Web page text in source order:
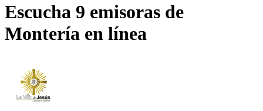
Escucha 9 emisoras de
Montería en línea